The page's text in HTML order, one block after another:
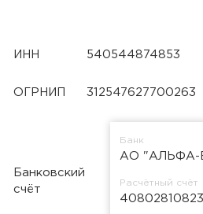
ИНН 540544874853
ОГРНИП 312547627700263
Банковский
счёт
Банк
АО "АЛЬФА-
Расчётный счёт